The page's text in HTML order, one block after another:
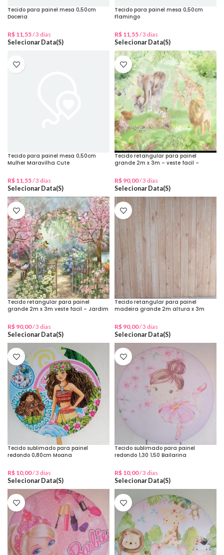
Tecido para painel mesa 0,50cm
Doceria
R$ 11,55/ 3 dias
Selecionar Data(s)
Tecido para painel mesa 0,50cm
Flamingo
R$ 11,55/ 3 dias
Selecionar Data(s)
Tecido para painel mesa 0,50cm
Mulher Maravilha Cute
R$ 11,55/ 3 dias
Selecionar Data(s)
Tecido retangular para painel
grande 2m x 3m – veste facil –
R$ 90,00/ 3 dias
Selecionar Data(s)
Tecido retangular para painel
grande 2m x 3m veste facil – Jardim
R$ 90,00/ 3 dias
Selecionar Data(s)
Tecido retangular para painel
madeira grande 2m altura x 3m
R$ 90,00/ 3 dias
Selecionar Data(s)
Tecido sublimado para painel
redondo 0,80cm Moana
R$ 10,00/ 3 dias
Selecionar Data(s)
Tecido sublimado para painel
redondo 1,30 1,50 Bailarina
R$ 10,00/ 3 dias
Selecionar Data(s)